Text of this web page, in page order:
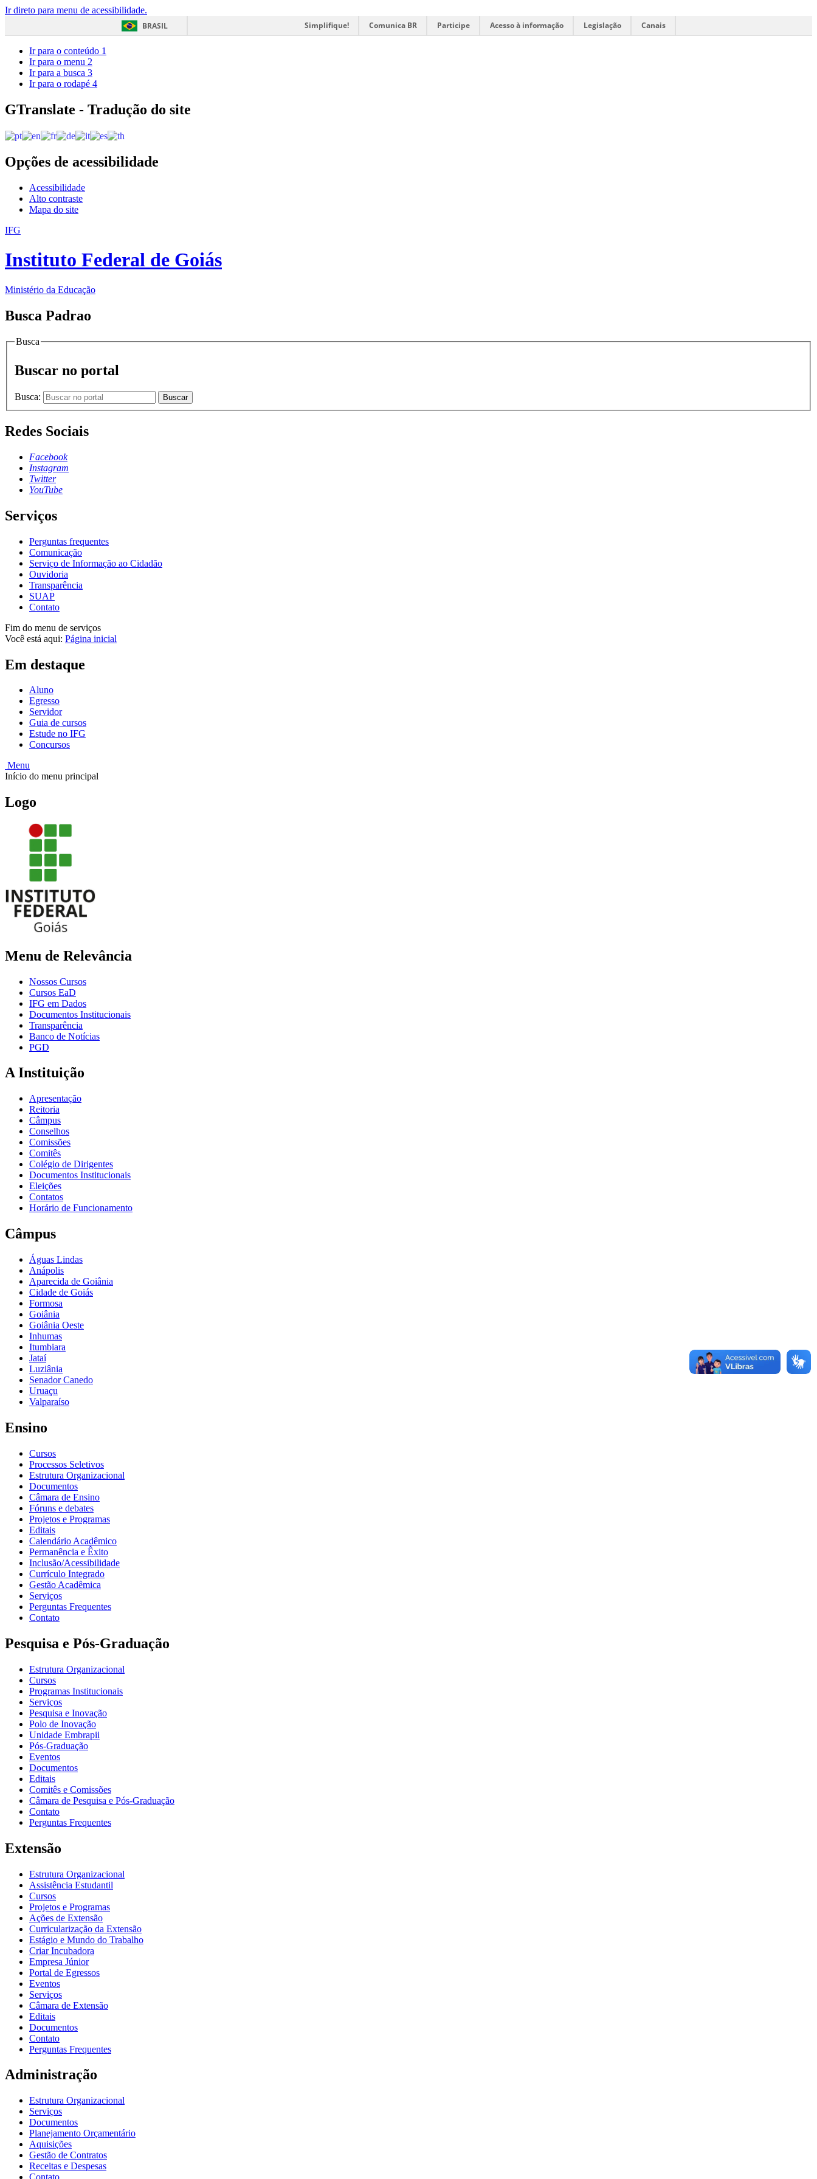
Ir direto para menu de acessibilidade.
BRASIL
Simplifique! Comunica BR Participe Acesso à informação Legislação Canais
Ir para o conteúdo 1
Ir para o menu 2
Ir para a busca 3
Ir para o rodapé 4
GTranslate - Tradução do site
Opções de acessibilidade
Acessibilidade
Alto contraste
Mapa do site
IFG
Instituto Federal de Goiás
Ministério da Educação
Busca Padrao
Busca
Buscar no portal
Busca: Buscar
Redes Sociais
Facebook
Instagram
Twitter
YouTube
Serviços
Perguntas frequentes
Comunicação
Serviço de Informação ao Cidadão
Ouvidoria
Transparência
SUAP
Contato
Fim do menu de serviços
Você está aqui: Página inicial
Em destaque
Aluno
Egresso
Servidor
Guia de cursos
Estude no IFG
Concursos
Menu
Início do menu principal
Logo
Menu de Relevância
Nossos Cursos
Cursos EaD
IFG em Dados
Documentos Institucionais
Transparência
Banco de Notícias
PGD
A Instituição
Apresentação
Reitoria
Câmpus
Conselhos
Comissões
Comitês
Colégio de Dirigentes
Documentos Institucionais
Eleições
Contatos
Horário de Funcionamento
Câmpus
Águas Lindas
Anápolis
Aparecida de Goiânia
Cidade de Goiás
Formosa
Goiânia
Goiânia Oeste
Inhumas
Itumbiara
Jataí
Luziânia
Senador Canedo
Uruaçu
Valparaíso
Ensino
Cursos
Processos Seletivos
Estrutura Organizacional
Documentos
Câmara de Ensino
Fóruns e debates
Projetos e Programas
Editais
Calendário Acadêmico
Permanência e Êxito
Inclusão/Acessibilidade
Currículo Integrado
Gestão Acadêmica
Serviços
Perguntas Frequentes
Contato
Pesquisa e Pós-Graduação
Estrutura Organizacional
Cursos
Programas Institucionais
Serviços
Pesquisa e Inovação
Polo de Inovação
Unidade Embrapii
Pós-Graduação
Eventos
Documentos
Editais
Comitês e Comissões
Câmara de Pesquisa e Pós-Graduação
Contato
Perguntas Frequentes
Extensão
Estrutura Organizacional
Assistência Estudantil
Cursos
Projetos e Programas
Ações de Extensão
Curricularização da Extensão
Estágio e Mundo do Trabalho
Criar Incubadora
Empresa Júnior
Portal de Egressos
Eventos
Serviços
Câmara de Extensão
Editais
Documentos
Contato
Perguntas Frequentes
Administração
Estrutura Organizacional
Serviços
Documentos
Planejamento Orçamentário
Aquisições
Gestão de Contratos
Receitas e Despesas